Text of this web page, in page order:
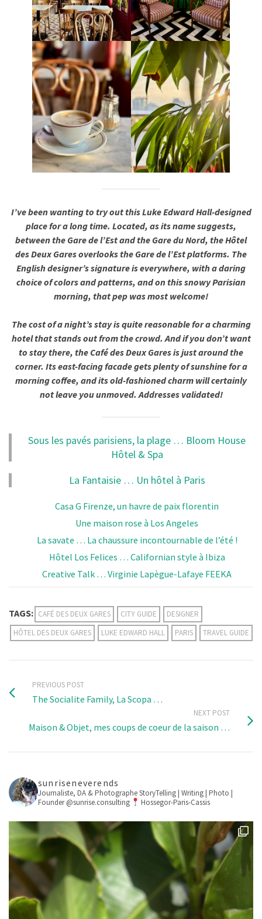
I’ve been wanting to try out this Luke Edward Hall-designed
place for a long time. Located, as its name suggests,
between the Gare de l’Est and the Gare du Nord, the Hôtel
des Deux Gares overlooks the Gare de l’Est platforms. The
English designer’s signature is everywhere, with a daring
choice of colors and patterns, and on this snowy Parisian
morning, that pep was most welcome!
The cost of a night’s stay is quite reasonable for a charming
hotel that stands out from the crowd. And if you don’t want
to stay there, the Café des Deux Gares is just around the
corner. Its east-facing facade gets plenty of sunshine for a
morning coffee, and its old-fashioned charm will certainly
not leave you unmoved. Addresses validated!
Sous les pavés parisiens, la plage … Bloom House
Hôtel & Spa
La Fantaisie … Un hôtel à Paris
Casa G Firenze, un havre de paix florentin
Une maison rose à Los Angeles
La savate … La chaussure incontournable de l’été !
Hôtel Los Felices … Californian style à Ibiza
Creative Talk … Virginie Lapègue-Lafaye FEEKA
TAGS: CAFÉ DES DEUX GARES CITY GUIDE
DESIGNER
HÔTEL DES DEUX GARES
LUKE EDWARD HALL PARIS TRAVEL GUIDE
PREVIOUS POST
The Socialite Family, La Scopa …
NEXT POST
Maison & Objet, mes coups de coeur de la saison …
sunriseneverends
Journaliste, DA & PhotographeStoryTelling | Writing | Photo |
Founder @sunrise.consulting
Hossegor-Paris-Cassis